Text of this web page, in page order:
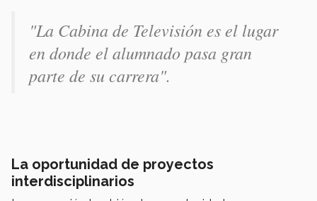
"La Cabina de Televisión es el lugar
en donde el alumnado pasa gran
parte de su carrera".
La oportunidad de proyectos
interdisciplinarios